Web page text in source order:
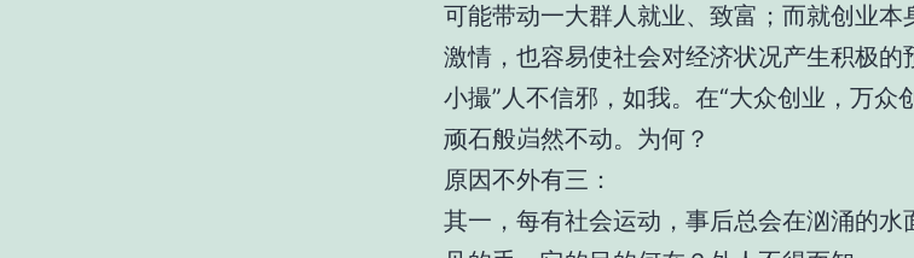
可能带动一大群人就业、致富；而就创业本
激情，也容易使社会对经济状况产生积极的
小撮”人不信邪，如我。在“大众创业，万众
顽石般岿然不动。为何？
原因不外有三：
其一，每有社会运动，事后总会在汹涌的